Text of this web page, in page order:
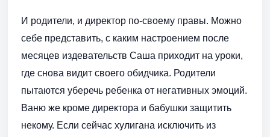
И родители, и директор по-своему правы. Можно
себе представить, с каким настроением после
месяцев издевательств Саша приходит на уроки,
где снова видит своего обидчика. Родители
пытаются уберечь ребенка от негативных эмоций.
Ваню же кроме директора и бабушки защитить
некому. Если сейчас хулигана исключить из